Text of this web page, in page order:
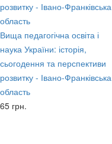
Вища педагогічна освіта і
наука України: історія,
сьогодення та перспективи
розвитку - Івано-Франківська
область
65 грн.